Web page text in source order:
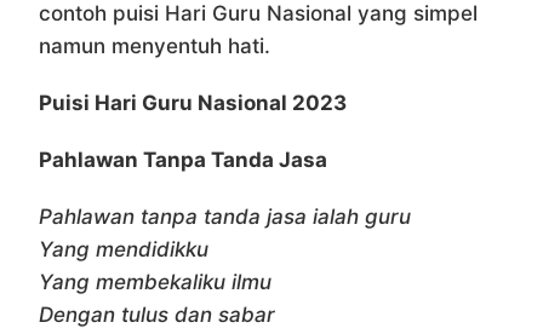
contoh puisi Hari Guru Nasional yang simpel
namun menyentuh hati.
Puisi Hari Guru Nasional 2023
Pahlawan Tanpa Tanda Jasa
Pahlawan tanpa tanda jasa ialah guru
Yang mendidikku
Yang membekaliku ilmu
Dengan tulus dan sabar